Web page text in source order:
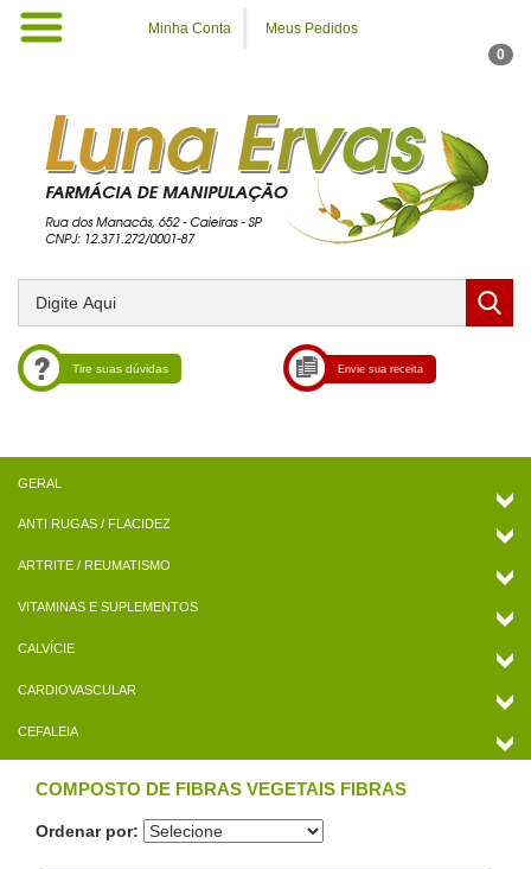
Minha Conta
Meus Pedidos
0
Tire suas dúvidas Envie sua receita
ANTI RUGAS / FLACIDEZ
ARTRITE / REUMATISMO
VITAMINAS E SUPLEMENTOS
CALVÍCIE
CARDIOVASCULAR
CEFALEIA
COMPOSTO DE FIBRAS VEGETAIS FIBRAS
Ordenar por: